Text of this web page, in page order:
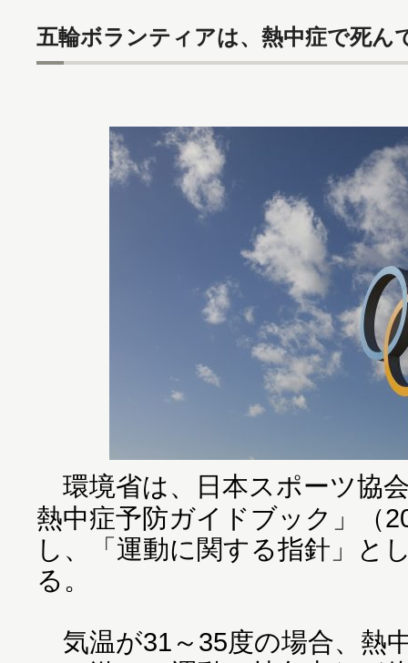
五輪ボランティアは、熱中症で死ん
環境省は、日本スポーツ協
熱中症予防ガイドブック」（
し、「運動に関する指針」と
る。
気温が31～35度の場合、熱